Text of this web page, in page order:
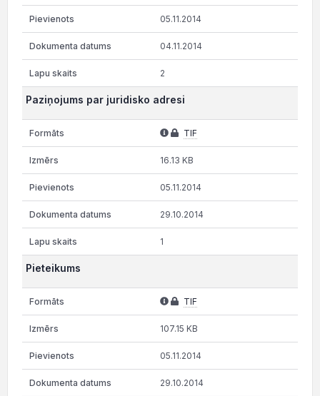
05.11.2014
04.11.2014
2
Paziņojums par juridisko adresi
TIF
16.13 KB
05.11.2014
29.10.2014
1
Pieteikums
TIF
107.15 KB
05.11.2014
29.10.2014